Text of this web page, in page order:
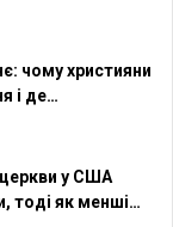
чому християни
і де…
церкви у США
тоді як менші…